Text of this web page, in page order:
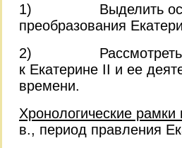
1) Выделить
преобразования
2) Рассмотреть
к Екатерине II и ее
времени.
Хронологические
в., период правления